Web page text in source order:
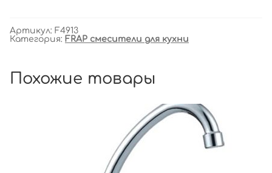
Артикул: F4913
Категория: FRAP смесители для кухни
Похожие товары